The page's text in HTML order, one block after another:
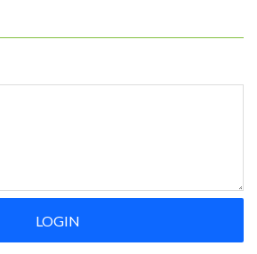
LOGIN